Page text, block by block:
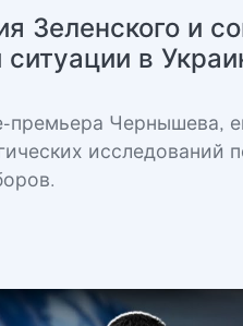
Зеленского и
в
премьера Чернышева,
исследований